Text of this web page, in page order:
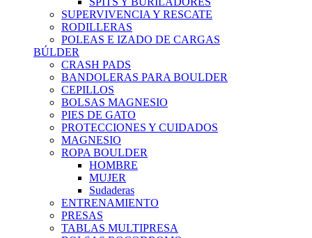
SUPERVIVENCIA Y RESCATE
RODILLERAS
POLEAS E IZADO DE CARGAS
BÚLDER
CRASH PADS
BANDOLERAS PARA BOULDER
CEPILLOS
BOLSAS MAGNESIO
PIES DE GATO
PROTECCIONES Y CUIDADOS
MAGNESIO
ROPA BOULDER
HOMBRE
MUJER
Sudaderas
ENTRENAMIENTO
PRESAS
TABLAS MULTIPRESA